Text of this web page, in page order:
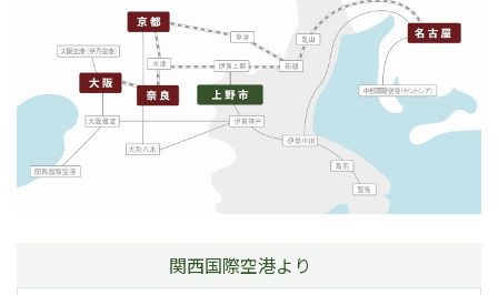
関西国際空港より